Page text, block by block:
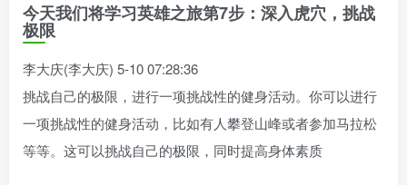
今天我们将学习英雄之旅第7步：深入虎穴，挑战
极限
李大庆(李大庆) 5-10 07:28:36
挑战自己的极限，进行一项挑战性的健身活动。你可以进行
一项挑战性的健身活动，比如有人攀登山峰或者参加马拉松
等等。这可以挑战自己的极限，同时提高身体素质